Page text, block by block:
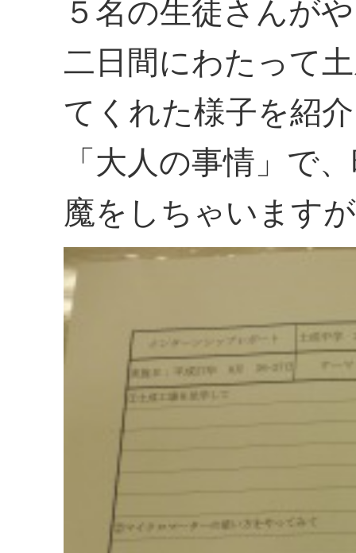
５名の生徒さんが
二日間にわたって
てくれた様子を紹
「大人の事情」で
魔をしちゃいます